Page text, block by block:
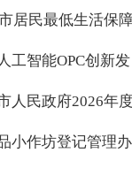
居民最低生活保
工智能OPC创新发
人民政府2026年度
小作坊登记管理办